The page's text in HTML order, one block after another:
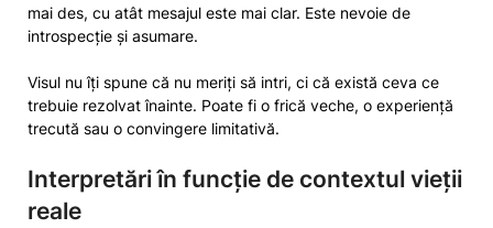
mai des, cu atât mesajul este mai clar. Este nevoie de
introspecție și asumare.
Visul nu îți spune că nu meriți să intri, ci că există ceva ce
trebuie rezolvat înainte. Poate fi o frică veche, o experiență
trecută sau o convingere limitativă.
Interpretări în funcție de contextul vieții
reale